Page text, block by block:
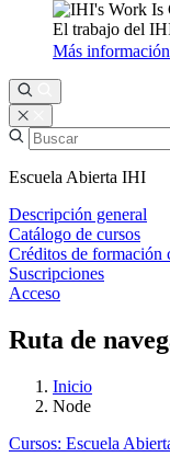
El trabajo del
Más información
Escuela Abierta IHI
Descripción general
Catálogo de cursos
Créditos de formación
Suscripciones
Acceso
Ruta de
Inicio
Node
Cursos: Escuela